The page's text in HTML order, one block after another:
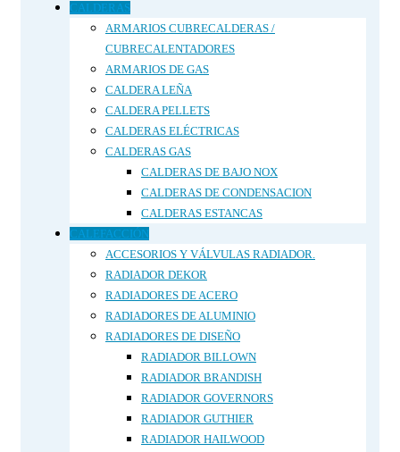
CALDERAS
ARMARIOS CUBRECALDERAS /
CUBRECALENTADORES
ARMARIOS DE GAS
CALDERA LEÑA
CALDERA PELLETS
CALDERAS ELÉCTRICAS
CALDERAS GAS
CALDERAS DE BAJO NOX
CALDERAS DE CONDENSACION
CALDERAS ESTANCAS
CALEFACCIÓN
ACCESORIOS Y VÁLVULAS RADIADOR.
RADIADOR DEKOR
RADIADORES DE ACERO
RADIADORES DE ALUMINIO
RADIADORES DE DISEÑO
RADIADOR BILLOWN
RADIADOR BRANDISH
RADIADOR GOVERNORS
RADIADOR GUTHIER
RADIADOR HAILWOOD